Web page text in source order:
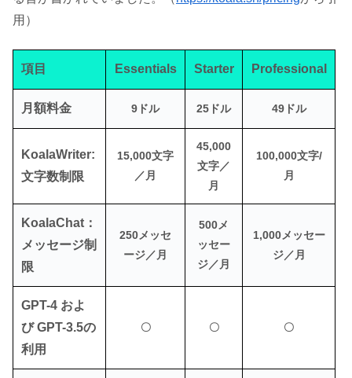
用）
項目 Essentials Starter Professional
月額料金 9ドル 25ドル 49ドル
KoalaWriter:
文字数制限
15,000文字
／月
45,000
文字／
月
100,000文字/
月
KoalaChat：
メッセージ制
限
250メッセ
ージ／月
500メ
ッセー
ジ／月
1,000メッセー
ジ／月
GPT-4 およ
び GPT-3.5の
利用
〇 〇 〇